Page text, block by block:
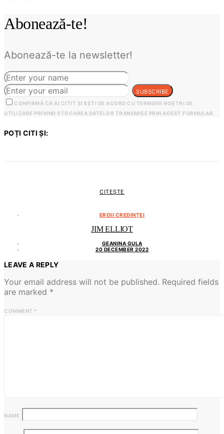
Abonează-te!
Abonează-te la newsletter!
SUBSCRIBE
CONFIRMĂ CĂ AI CITIT ȘI EȘTI DE ACORD CU TERMENII NOȘTRI DE
UTILIZARE PRIVIND STOCAREA DATELOR TRANSMISE PRIN ACEST FORMULAR.
POȚI CITI ȘI:
CITEȘTE
EROII CREDINȚEI
JIM ELLIOT
GEANINA GULA
20 DECEMBER 2022
LEAVE A REPLY
Your email address will not be published. Required fields
are marked *
COMMENT *
NAME